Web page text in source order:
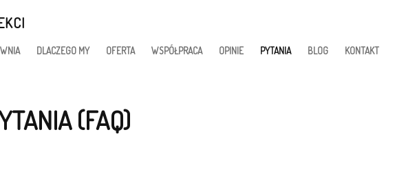
DLACZEGO MY OFERTA WSPÓŁPRACA OPINIE PYTANIA BLOG KONTAKT
(FAQ)